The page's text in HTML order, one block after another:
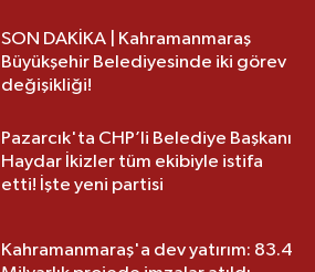
SON DAKİKA | Kahramanmaraş
Büyükşehir Belediyesinde iki görev
değişikliği!
Pazarcık'ta CHP’li Belediye Başkanı
Haydar İkizler tüm ekibiyle istifa
etti! İşte yeni partisi
Kahramanmaraş'a dev yatırım: 83.4